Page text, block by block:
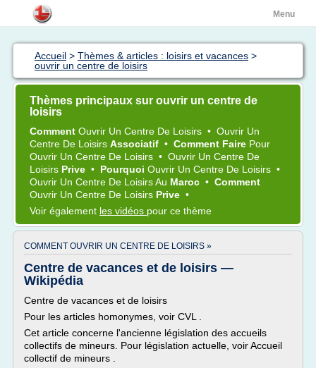
Menu
Accueil > Thèmes & articles : loisirs et vacances >
ouvrir un centre de loisirs
Thèmes principaux sur ouvrir un centre de
loisirs
Comment Ouvrir Un Centre De Loisirs • Ouvrir Un
Centre De Loisirs Associatif • Comment Faire Pour
Ouvrir Un Centre De Loisirs • Ouvrir Un Centre De
Loisirs Prive • Pourquoi Ouvrir Un Centre De Loisirs •
Ouvrir Un Centre De LoisirsAu Maroc • Comment
Ouvrir Un Centre De Loisirs Prive •
Voir également les vidéos pour ce thème
COMMENT OUVRIR UN CENTRE DE LOISIRS »
Centre de vacances et de loisirs —
Wikipédia
Centre de vacances et de loisirs
Pour les articles homonymes, voir CVL .
Cet article concerne l'ancienne législation des accueils
collectifs de mineurs. Pour législation actuelle, voir Accueil
collectif de mineurs .